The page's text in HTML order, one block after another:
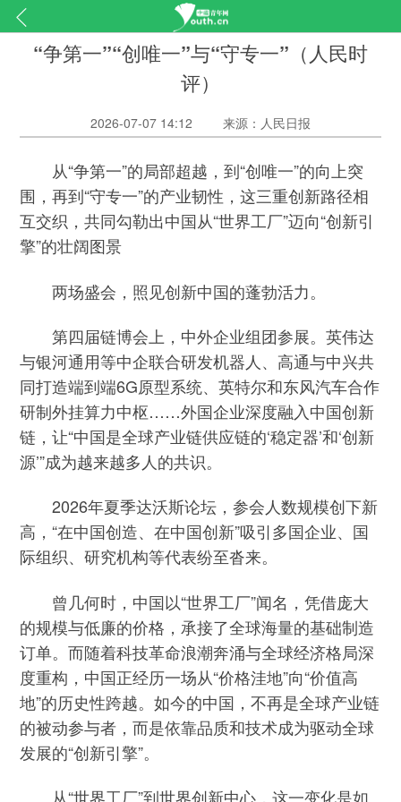
“争第一”“创唯一”与“守专一”（人民时
评）
2026-07-07 14:12 来源：人民日报
从“争第一”的局部超越，到“创唯一”的向上突
围，再到“守专一”的产业韧性，这三重创新路径相
互交织，共同勾勒出中国从“世界工厂”迈向“创新引
擎”的壮阔图景
两场盛会，照见创新中国的蓬勃活力。
第四届链博会上，中外企业组团参展。英伟达
与银河通用等中企联合研发机器人、高通与中兴共
同打造端到端6G原型系统、英特尔和东风汽车合作
研制外挂算力中枢……外国企业深度融入中国创新
链，让“中国是全球产业链供应链的‘稳定器’和‘创新
源’”成为越来越多人的共识。
2026年夏季达沃斯论坛，参会人数规模创下新
高，“在中国创造、在中国创新”吸引多国企业、国
际组织、研究机构等代表纷至沓来。
曾几何时，中国以“世界工厂”闻名，凭借庞大
的规模与低廉的价格，承接了全球海量的基础制造
订单。而随着科技革命浪潮奔涌与全球经济格局深
度重构，中国正经历一场从“价格洼地”向“价值高
地”的历史性跨越。如今的中国，不再是全球产业链
的被动参与者，而是依靠品质和技术成为驱动全球
发展的“创新引擎”。
从“世界工厂”到世界创新中心，这一变化是如